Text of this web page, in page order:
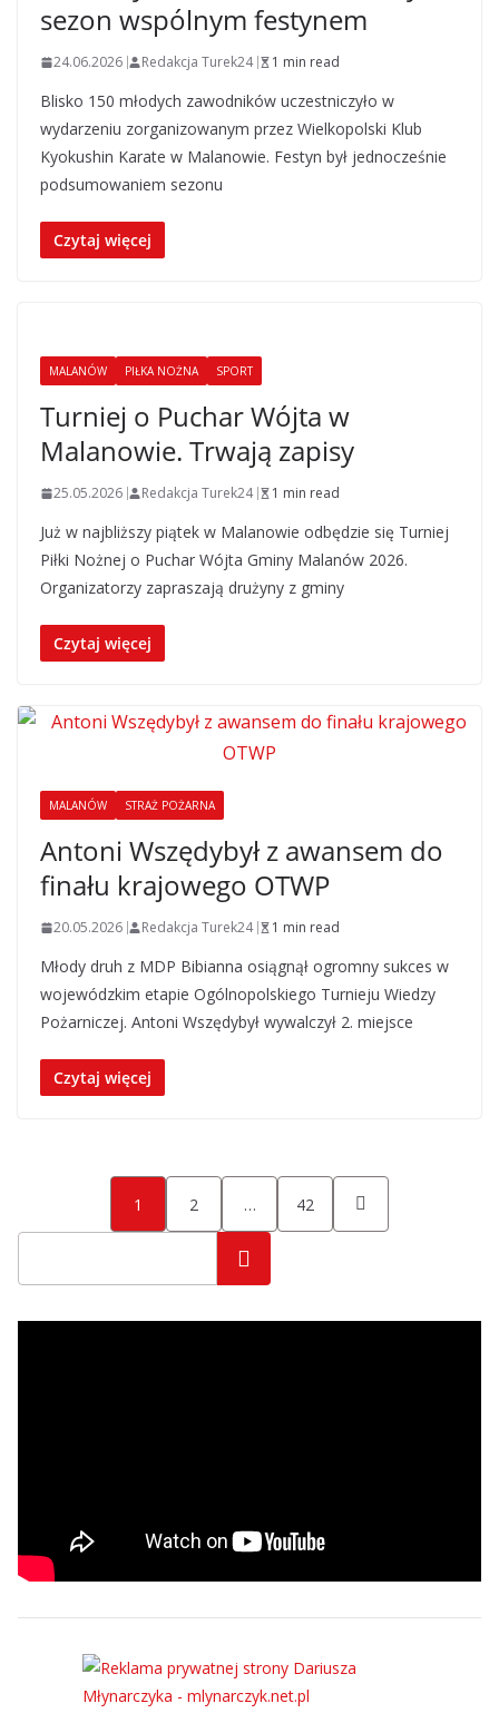
sezon wspólnym festynem
24.06.2026 Redakcja Turek24 1 min read
Blisko 150 młodych zawodników uczestniczyło w
wydarzeniu zorganizowanym przez Wielkopolski Klub
Kyokushin Karate w Malanowie. Festyn był jednocześnie
podsumowaniem sezonu
Czytaj więcej
MALANÓW PIŁKA NOŻNA SPORT
Turniej o Puchar Wójta w
Malanowie. Trwają zapisy
25.05.2026 Redakcja Turek24 1 min read
Już w najbliższy piątek w Malanowie odbędzie się Turniej
Piłki Nożnej o Puchar Wójta Gminy Malanów 2026.
Organizatorzy zapraszają drużyny z gminy
Czytaj więcej
MALANÓW STRAŻ POŻARNA
Antoni Wszędybył z awansem do
finału krajowego OTWP
20.05.2026 Redakcja Turek24 1 min read
Młody druh z MDP Bibianna osiągnął ogromny sukces w
wojewódzkim etapie Ogólnopolskiego Turnieju Wiedzy
Pożarniczej. Antoni Wszędybył wywalczył 2. miejsce
Czytaj więcej
Stronicowanie
wpisów
1 2 … 42
Szukaj